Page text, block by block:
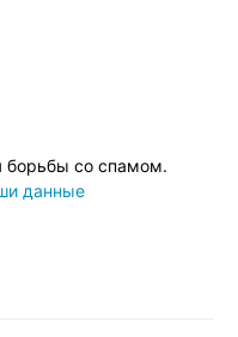
борьбы со спамом.
данные